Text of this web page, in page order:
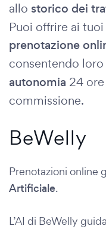
allo storico dei
Puoi offrire ai
prenotazione
consentendo
autonomia 24 ore
commissione.
BeWelly
Prenotazioni online
Artificiale.
L’AI di BeWelly